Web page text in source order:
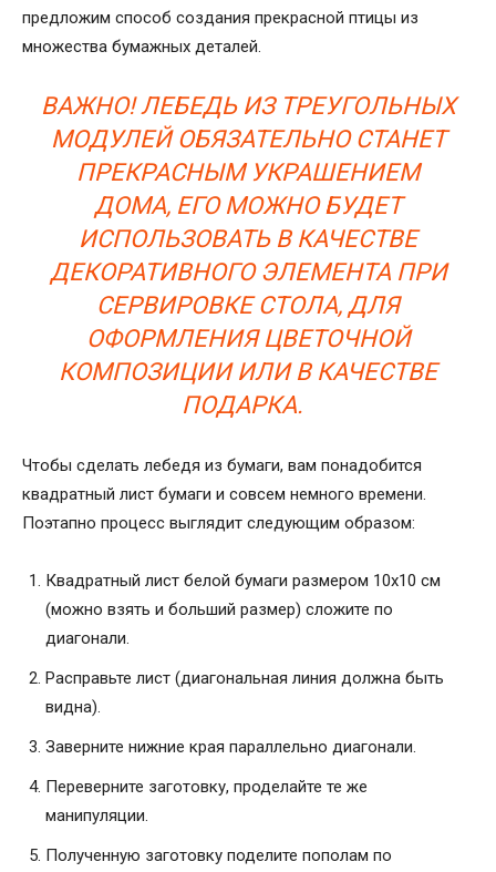
предложим способ создания прекрасной птицы из
множества бумажных деталей.
ВАЖНО! ЛЕБЕДЬ ИЗ ТРЕУГОЛЬНЫХ
МОДУЛЕЙ ОБЯЗАТЕЛЬНО СТАНЕТ
ПРЕКРАСНЫМ УКРАШЕНИЕМ
ДОМА, ЕГО МОЖНО БУДЕТ
ИСПОЛЬЗОВАТЬ В КАЧЕСТВЕ
ДЕКОРАТИВНОГО ЭЛЕМЕНТА ПРИ
СЕРВИРОВКЕ СТОЛА, ДЛЯ
ОФОРМЛЕНИЯ ЦВЕТОЧНОЙ
КОМПОЗИЦИИ ИЛИ В КАЧЕСТВЕ
ПОДАРКА.
Чтобы сделать лебедя из бумаги, вам понадобится
квадратный лист бумаги и совсем немного времени.
Поэтапно процесс выглядит следующим образом:
Квадратный лист белой бумаги размером 10х10 см
(можно взять и больший размер) сложите по
диагонали.
Расправьте лист (диагональная линия должна быть
видна).
Заверните нижние края параллельно диагонали.
Переверните заготовку, проделайте те же
манипуляции.
Полученную заготовку поделите пополам по